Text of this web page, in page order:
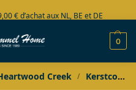
€ d’achat aux NL, BE et DE
en stock
0
Creek / Kerstcollectie